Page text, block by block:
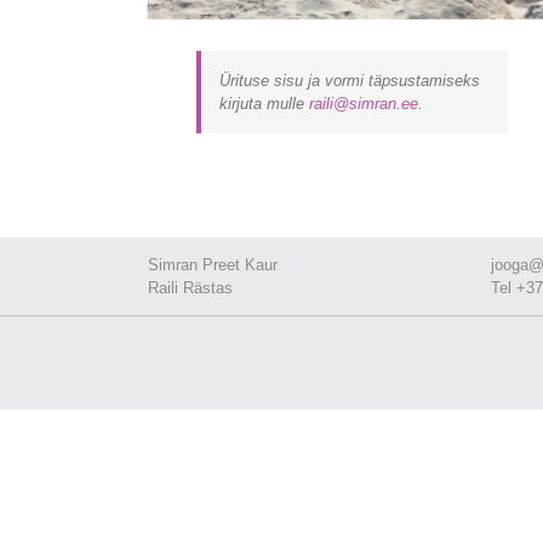
Ürituse sisu ja vormi täpsustamiseks
kirjuta mulle raili@simran.ee.
Simran Preet Kaur
Raili Rästas
Tel